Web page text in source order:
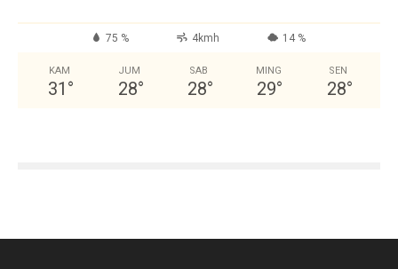
75 % 4kmh 14 %
KAM
31 °
JUM
28°
SAB
28°
MING
29°
SEN
28°